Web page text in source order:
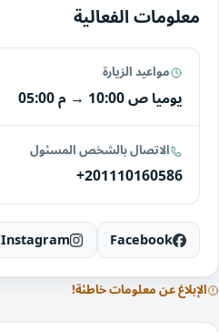
معلومات الفعالية
مواعيد الزيارة
يوميا10:00 ص → 05:00 م
الاتصال بالشخص المسئول
+201110160586
Facebook
Instagram
الإبلاغ عن معلومات خاطئة!